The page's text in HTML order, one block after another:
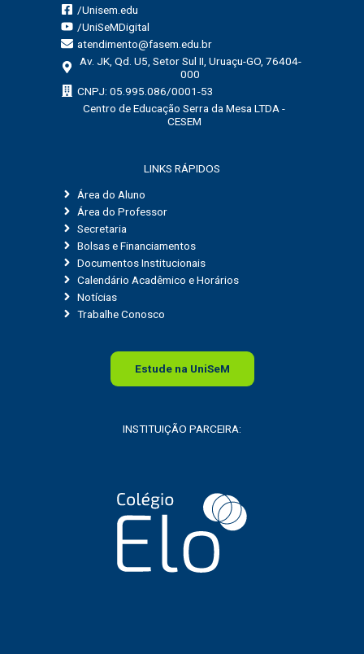
/Unisem.edu
/UniSeMDigital
atendimento@fasem.edu.br
Av. JK, Qd. U5, Setor Sul II, Uruaçu-GO, 76404-
000
CNPJ: 05.995.086/0001-53
Centro de Educação Serra da Mesa LTDA -
CESEM
LINKS RÁPIDOS
Área do Aluno
Área do Professor
Secretaria
Bolsas e Financiamentos
Documentos Institucionais
Calendário Acadêmico e Horários
Notícias
Trabalhe Conosco
Estude na UniSeM
INSTITUIÇÃO PARCEIRA: